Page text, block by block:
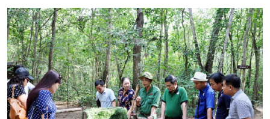
2026